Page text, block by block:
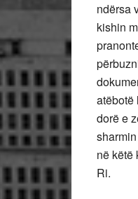
ndërsa
kishin
atëbotë
dorë e
në këtë
Ri.